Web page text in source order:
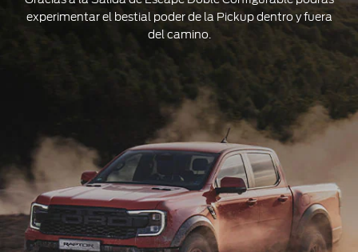
experimentar el bestial poder de la Pickup dentro y fuera
del camino.